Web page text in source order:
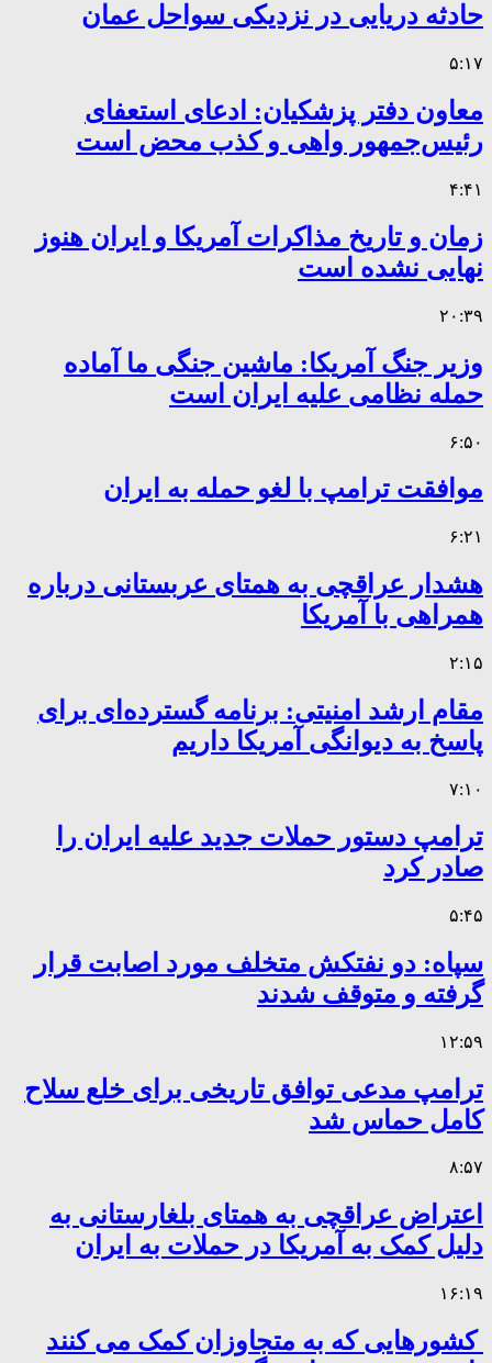
حادثه دریایی در نزدیکی سواحل عمان
۵:۱۷
معاون دفتر پزشکیان: ادعای استعفای
رئیس‌جمهور واهی و کذب محض است
۴:۴۱
زمان و تاریخ مذاکرات آمریکا و ایران هنوز
نهایی نشده است
۲۰:۳۹
وزیر جنگ آمریکا: ماشین جنگی ما آماده
حمله نظامی علیه ایران است
۶:۵۰
موافقت ترامپ با لغو حمله به ایران
۶:۲۱
هشدار عراقچی به همتای عربستانی درباره
همراهی با آمریکا
۲:۱۵
مقام ارشد امنیتی: برنامه گسترده‌ای برای
پاسخ به دیوانگی آمریکا داریم
۷:۱۰
ترامپ دستور حملات جدید علیه ایران را
صادر کرد
۵:۴۵
سپاه: دو نفتکش متخلف مورد اصابت قرار
گرفته و متوقف شدند
۱۲:۵۹
ترامپ مدعی توافق تاریخی برای خلع سلاح
کامل حماس شد
۸:۵۷
اعتراض عراقچی به همتای بلغارستانی به
دلیل کمک به آمریکا در حملات به ایران
۱۶:۱۹
کشورهایی که به متجاوزان کمک می کنند